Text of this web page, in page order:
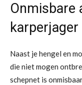
Onmisbare
karperjager
Naast je hengel en
die niet mogen
schepnet is